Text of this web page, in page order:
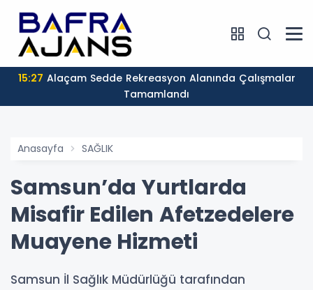
15:27
Tamamlandı
Anasayfa SAĞLIK
Samsun’da Yurtlarda
Misafir Edilen Afetzedelere
Muayene Hizmeti
Samsun İl Sağlık Müdürlüğü tarafından